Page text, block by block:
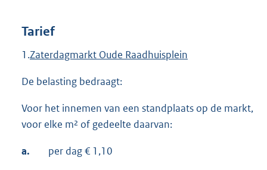
Tarief
1.Zaterdagmarkt Oude Raadhuisplein
De belasting bedraagt:
Voor het innemen van een standplaats op de markt,
voor elke m² of gedeelte daarvan:
a. per dag € 1,10